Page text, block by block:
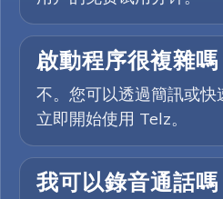
啟動程序很複雜嗎
不。您可以透過簡訊或
立即開始使用 Telz。
我可以錄音通話嗎